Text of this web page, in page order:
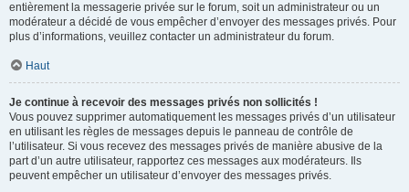
entièrement la messagerie privée sur le forum, soit un administrateur ou un
modérateur a décidé de vous empêcher d’envoyer des messages privés. Pour
plus d’informations, veuillez contacter un administrateur du forum.
Haut
Je continue à recevoir des messages privés non sollicités !
Vous pouvez supprimer automatiquement les messages privés d’un utilisateur
en utilisant les règles de messages depuis le panneau de contrôle de
l’utilisateur. Si vous recevez des messages privés de manière abusive de la
part d’un autre utilisateur, rapportez ces messages aux modérateurs. Ils
peuvent empêcher un utilisateur d’envoyer des messages privés.